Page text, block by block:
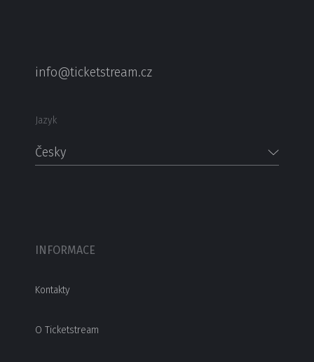
info@ticketstream.cz
Jazyk
Česky
INFORMACE
Kontakty
O Ticketstream